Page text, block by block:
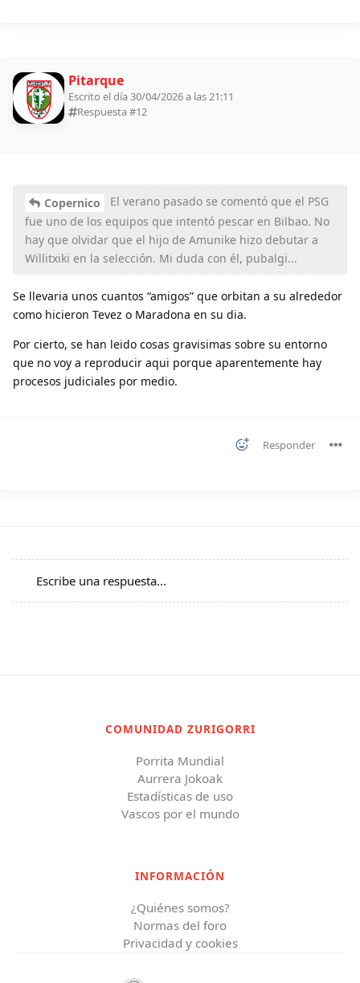
Pitarque
Escrito el día 30/04/2026 a las 21:11
Respuesta #12
Copernico
El verano pasado se comentó que el PSG
fue uno de los equipos que intentó pescar en Bilbao. No
hay que olvidar que el hijo de Amunike hizo debutar a
Willitxiki en la selección. Mi duda con él, pubalgi...
Se llevaria unos cuantos “amigos” que orbitan a su alrededor
como hicieron Tevez o Maradona en su dia.
Por cierto, se han leido cosas gravisimas sobre su entorno
que no voy a reproducir aqui porque aparentemente hay
procesos judiciales por medio.
Responder
Escribe una respuesta...
COMUNIDAD ZURIGORRI
Porrita Mundial
Aurrera Jokoak
Estadísticas de uso
Vascos por el mundo
INFORMACIÓN
¿Quiénes somos?
Normas del foro
Privacidad y cookies